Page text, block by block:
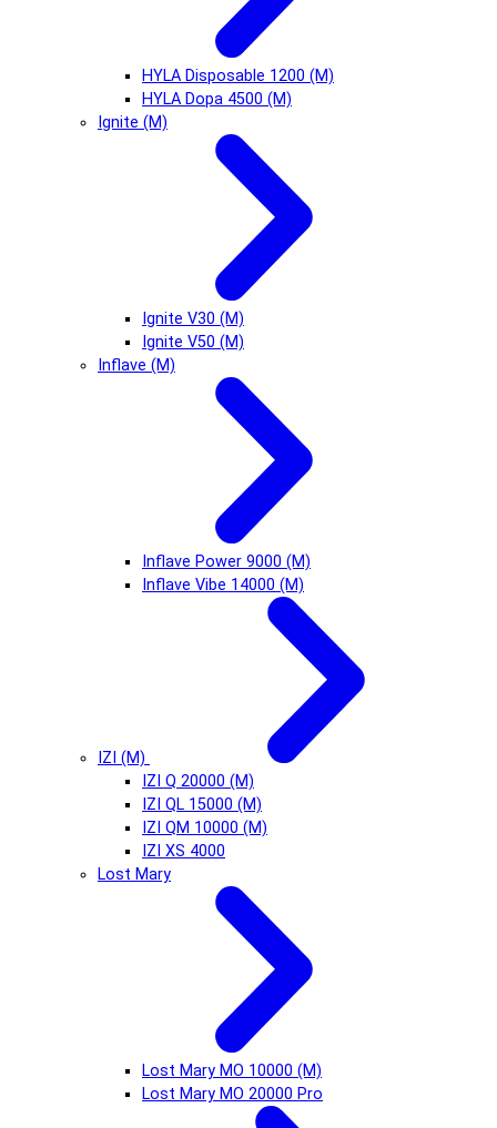
HYLA Disposable 1200 (М)
HYLA Dopa 4500 (М)
Ignite (М)
Ignite V30 (М)
Ignite V50 (М)
Inflave (М)
Inflave Power 9000 (М)
Inflave Vibe 14000 (М)
IZI (М)
IZI Q 20000 (М)
IZI QL 15000 (М)
IZI QM 10000 (М)
IZI XS 4000
Lost Mary
Lost Mary MO 10000 (М)
Lost Mary MO 20000 Pro